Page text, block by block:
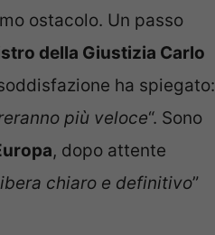
ostacolo. Un passo
della Giustizia Carlo
ha spiegato:
più veloce“. Sono
, dopo attente
chiaro e definitivo”